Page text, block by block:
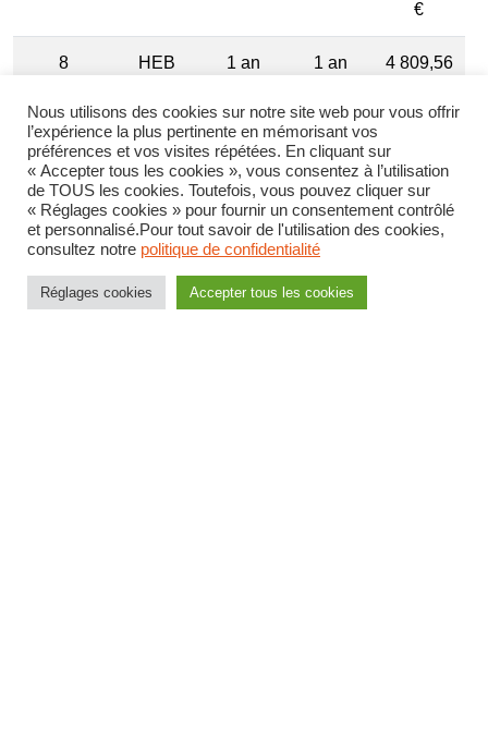
€
8 HEB 1 an 1 an
4 809,56
HEB2 1 an 1 an
5 011,39
€
HEB3
5 277,22
Nous utilisons des cookies sur notre site web pour vous offrir
l’expérience la plus pertinente en mémorisant vos
préférences et vos visites répétées. En cliquant sur
« Accepter tous les cookies », vous consentez à l’utilisation
de TOUS les cookies. Toutefois, vous pouvez cliquer sur
« Réglages cookies » pour fournir un consentement contrôlé
et personnalisé.Pour tout savoir de l'utilisation des cookies,
consultez notre politique de confidentialité
Réglages cookies Accepter tous les cookies